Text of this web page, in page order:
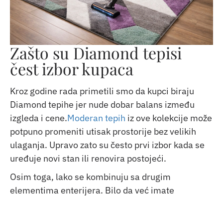
Zašto su Diamond tepisi
čest izbor kupaca
Kroz godine rada primetili smo da kupci biraju
Diamond tepihe jer nude dobar balans između
izgleda i cene.Moderan tepih iz ove kolekcije može
potpuno promeniti utisak prostorije bez velikih
ulaganja. Upravo zato su često prvi izbor kada se
uređuje novi stan ili renovira postojeći.
Osim toga, lako se kombinuju sa drugim
elementima enterijera. Bilo da već imate